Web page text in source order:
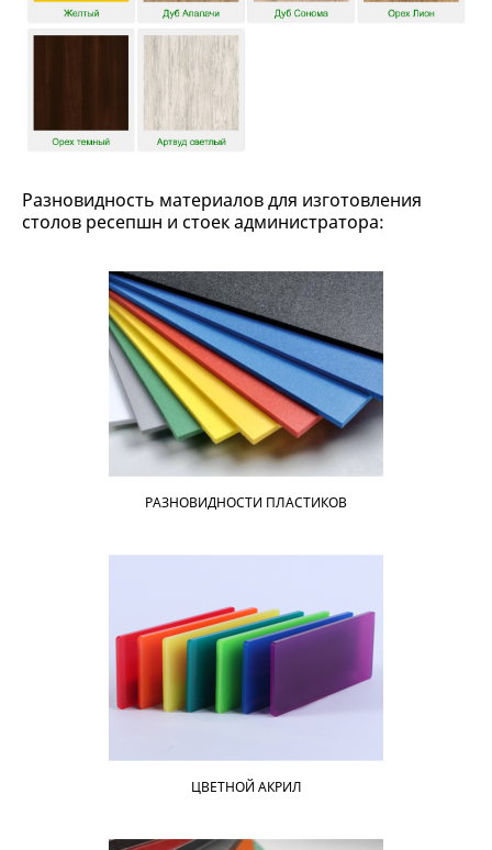
Разновидность материалов для изготовления
столов ресепшн и стоек администратора:
РАЗНОВИДНОСТИ ПЛАСТИКОВ
ЦВЕТНОЙ АКРИЛ